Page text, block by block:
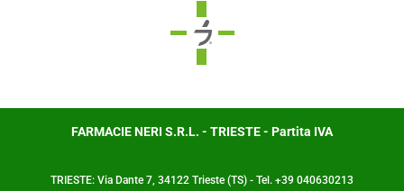
FARMACIE NERI S.R.L. - TRIESTE - Partita IVA
TRIESTE: Via Dante 7, 34122 Trieste (TS) - Tel. +39 040630213